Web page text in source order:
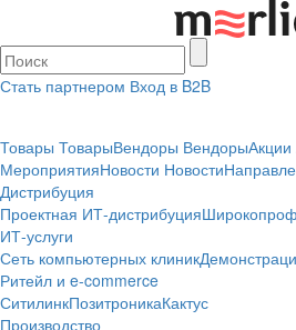
Стать партнером Вход в B2B
Товары ТоварыВендоры ВендорыАкции
МероприятияНовости Новости
Дистрибуция
Проектная ИТ-дистрибуция
ИТ-услуги
Сеть компьютерных клиник
Ритейл и e-commerce
СитилинкПозитроникаКактус
Производство